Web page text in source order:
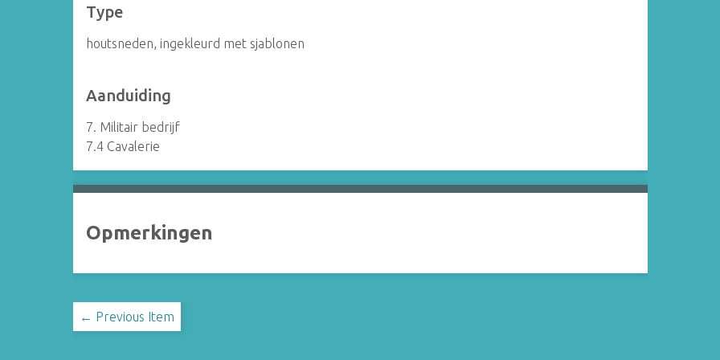
Type
houtsneden, ingekleurd met sjablonen
Aanduiding
7. Militair bedrijf
7.4 Cavalerie
Opmerkingen
← Previous Item